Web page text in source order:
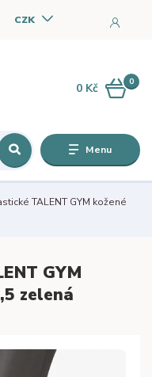
Menu
CZK
0
0 Kč
TALENT GYM kožené
GYM
zelená